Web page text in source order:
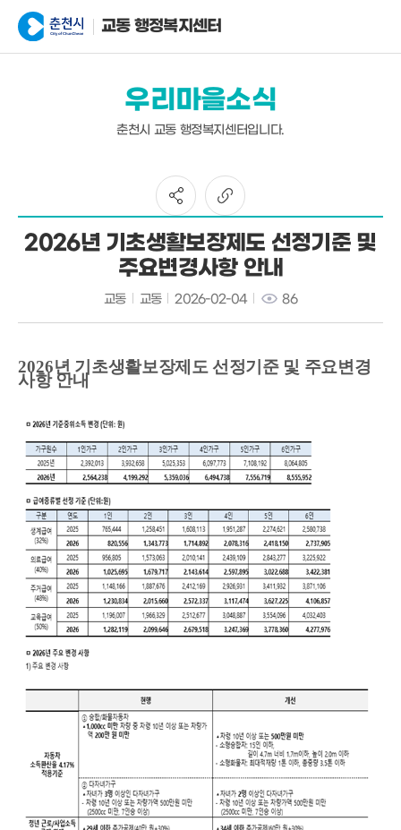
교동 행정복지센터
우리마을소식
춘천시 교동 행정복지센터입니다.
2026년 기초생활보장제도 선정기준 및
주요변경사항 안내
교동 교동 2026-02-04 86
2026년 기초생활보장제도 선정기준 및 주요변경
사항 안내